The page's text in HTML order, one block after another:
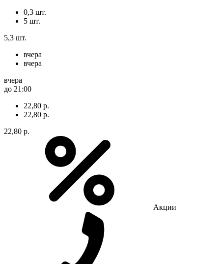
0,3 шт.
5 шт.
5,3 шт.
вчера
вчера
вчера
до 21:00
22,80 р.
22,80 р.
22,80 р.
Акции